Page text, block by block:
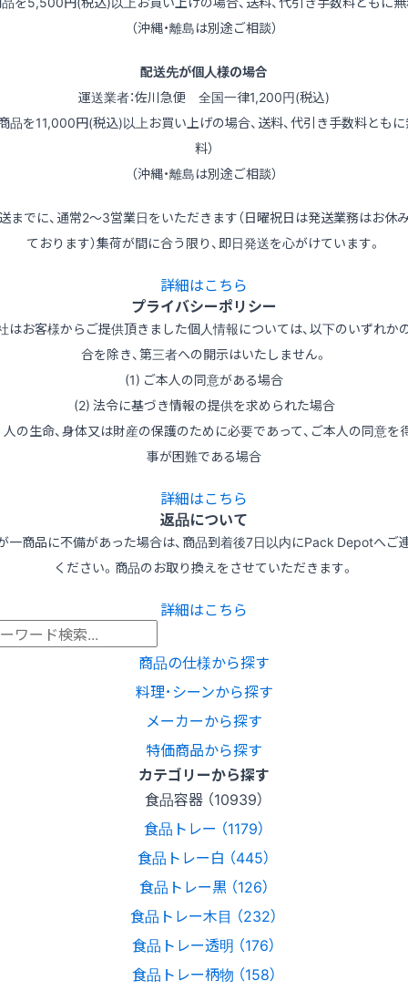
（沖縄・離島は別途ご相談）
配送先が個人様の場合
運送業者：佐川急便 全国一律1,200円(税込)
品を11,000円(税込)以上お買い上げの場合、送料、代引き手数料とも
料）
（沖縄・離島は別途ご相談）
までに、通常2～3営業日をいただきます（日曜祝日は発送業務はお休
ております）集荷が間に合う限り、即日発送を心がけています。
詳細はこちら
プライバシーポリシー
はお客様からご提供頂きました個人情報については、以下のいずれか
合を除き、第三者への開示はいたしません。
(1) ご本人の同意がある場合
(2) 法令に基づき情報の提供を求められた場合
の生命、身体又は財産の保護のために必要であって、ご本人の同意を
事が困難である場合
詳細はこちら
返品について
一商品に不備があった場合は、商品到着後7日以内にPack Depotへご
ください。商品のお取り換えをさせていただきます。
詳細はこちら
商品の仕様から探す
料理･シーンから探す
メーカーから探す
特価商品から探す
カテゴリーから探す
食品容器 （10939）
食品トレー （1179）
食品トレー白 （445）
食品トレー黒 （126）
食品トレー木目 （232）
食品トレー透明 （176）
食品トレー柄物 （158）